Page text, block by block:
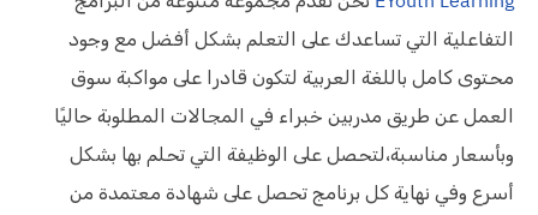
التفاعلية التي تساعدك على التعلم بشكل أفضل مع وجود
محتوى كامل باللغة العربية لتكون قادرا على مواكبة سوق
العمل عن طريق مدربين خبراء في المجالات المطلوبة حاليًا
وبأسعار مناسبة،لتحصل على الوظيفة التي تحلم بها بشكل
أسرع وفي نهاية كل برنامج تحصل على شهادة معتمدة من